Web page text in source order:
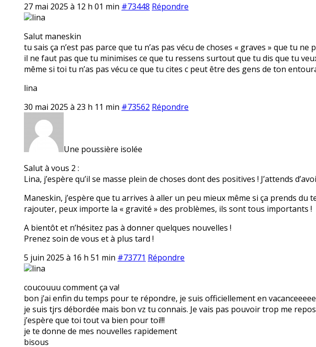
27 mai 2025 à 12 h 01 min #73448 Répondre
lina
Salut maneskin
tu sais ça n’est pas parce que tu n’as pas vécu de choses « graves » que tu
il ne faut pas que tu minimises ce que tu ressens surtout que tu dis que tu
même si toi tu n’as pas vécu ce que tu cites c peut être des gens de ton
lina
30 mai 2025 à 23 h 11 min #73562 Répondre
Une poussière isolée
Salut à vous 2 :
Lina, j’espère qu’il se masse plein de choses dont des positives ! J’attends
Maneskin, j’espère que tu arrives à aller un peu mieux même si ça prends du
rajouter, peux importe la « gravité » des problèmes, ils sont tous importants !
A bientôt et n’hésitez pas à donner quelques nouvelles !
Prenez soin de vous et à plus tard !
5 juin 2025 à 16 h 51 min #73771 Répondre
lina
coucouuu comment ça va!
bon j’ai enfin du temps pour te répondre, je suis officiellement en
je suis tjrs débordée mais bon vz tu connais. Je vais pas pouvoir trop me
j’espère que toi tout va bien pour toi!!!
je te donne de mes nouvelles rapidement
bisous